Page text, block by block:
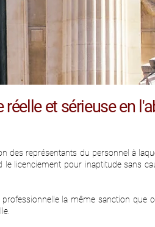
et sérieuse en
des représentants du personnel à
le licenciement pour inaptitude sans
la même sanction que